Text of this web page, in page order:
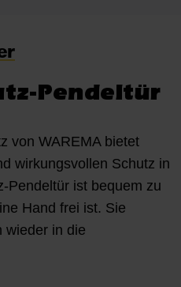
Pendeltür
von WAREMA bietet
wirkungsvollen Schutz in
Pendeltür ist bequem zu
Hand frei ist. Sie
wieder in die